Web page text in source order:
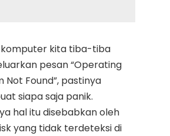
komputer kita tiba-tiba
pesan “Operating
Not Found”, pastinya
siapa saja panik.
hal itu disebabkan oleh
yang tidak terdeteksi di